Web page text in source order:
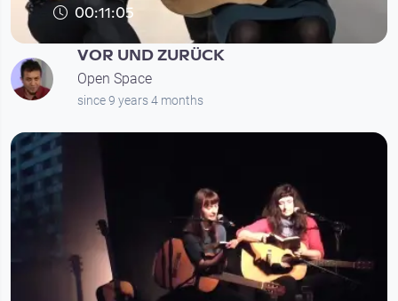
00:11:05
VOR UND ZURÜCK
Open Space
since 9 years 4 months